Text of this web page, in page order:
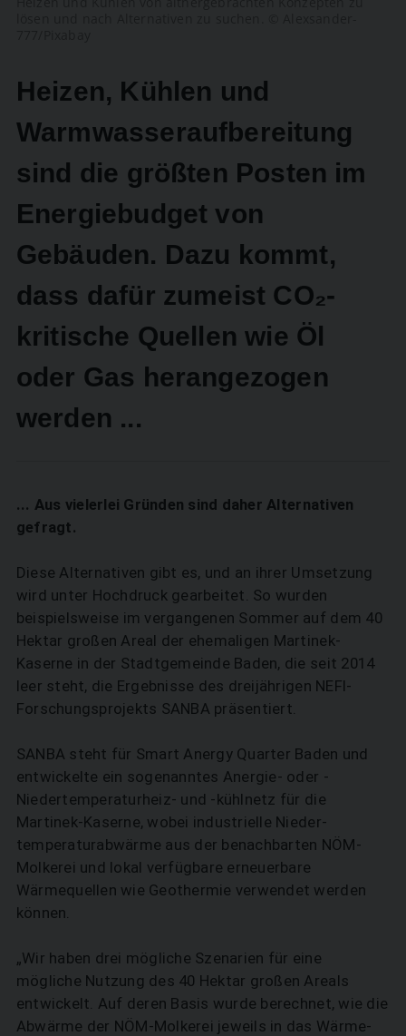
Heizen, Kühlen und
Warmwasseraufbereitung
sind die größten Posten im
Energiebudget von
Gebäuden. Dazu kommt,
dass dafür zumeist CO₂-
kritische Quellen wie Öl
oder Gas herangezogen
werden ...
... Aus ­vielerlei Gründen sind daher Alternativen
gefragt.
Diese Alternativen gibt es, und an ihrer Umsetzung
wird unter Hochdruck gearbeitet. So wurden
beispielsweise im vergangenen Sommer auf dem 40
Hektar großen Areal der ehemaligen Martinek-
Kaserne in der Stadtgemeinde Baden, die seit 2014
leer steht, die Ergebnisse des dreijährigen NEFI-
Forschungsprojekts SANBA präsentiert.
SANBA steht für Smart Anergy Quarter Baden und
entwickelte ein sogenanntes Anergie- oder ­
Niedertemperaturheiz- und -kühlnetz für die
Martinek-Kaserne, wobei industrielle Nieder­
temperaturabwärme aus der benachbarten NÖM-
Molkerei und lokal verfügbare erneuer­bare
Wärmequellen wie Geothermie verwendet werden
können.
„Wir haben drei mögliche Szenarien für eine
mögliche Nutzung des 40 Hektar großen Areals
entwickelt. Auf deren Basis wurde berechnet, wie die
Abwärme der NÖM-Molkerei jeweils in das Wärme-